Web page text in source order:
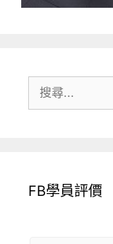
尋:
FB學員評價